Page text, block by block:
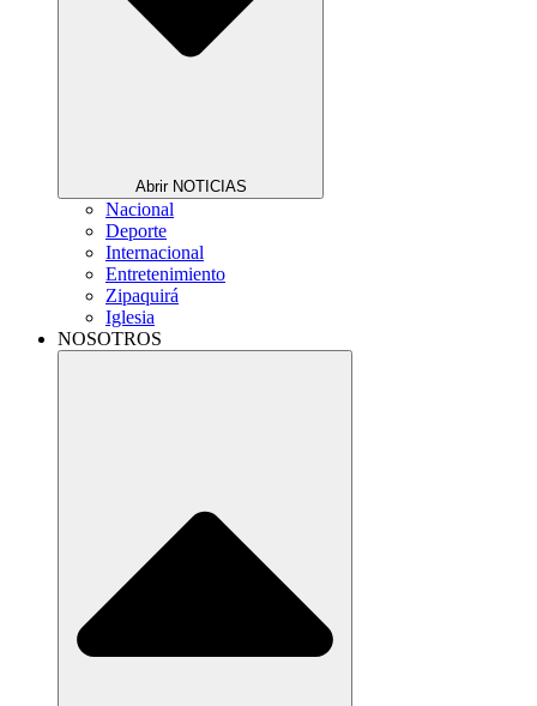
Abrir NOTICIAS
Nacional
Deporte
Internacional
Entretenimiento
Zipaquirá
Iglesia
NOSOTROS